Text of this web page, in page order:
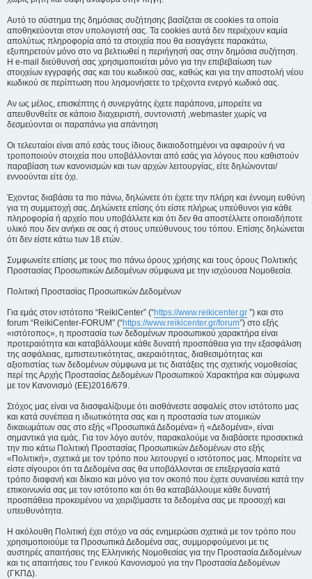
Αυτό το σύστημα της δημόσιας συζήτησης βασίζεται σε cookies τα οποία
αποθηκεύονται στον υπολογιστή σας. Τα cookies αυτά δεν περιέχουν καμία
απολύτως πληροφορία από τα στοιχεία που θα εισαγάγετε παρακάτω,
εξυπηρετούν μόνο στο να βελτιωθεί η περιήγησή σας στην δημόσια συζήτηση.
Η e-mail διεύθυνσή σας χρησιμοποιείται μόνο για την επιβεβαίωση των
στοιχείων εγγραφής σας και του κωδικού σας, καθώς και για την αποστολή νέου
κωδικού σε περίπτωση που λησμονήσετε το τρέχοντα ενεργό κωδικό σας.
Αν ως μέλος, επισκέπτης ή συνεργάτης έχετε παράπονα, μπορείτε να
απευθυνθείτε σε κάποιο διαχειριστή, συντονιστή ,webmaster χωρίς να
δεσμεύονται οι παραπάνω για απάντηση
Οι τελευταίοι είναι από εσάς τους ίδιους δικαιοδοτημένοι να αφαιρούν ή να
τροποποιούν στοιχεία που υποβάλλονται από εσάς για λόγους που καθιστούν
παραβίαση των κανονισμών και των αρχών λειτουργίας, είτε δηλώνονται/
εννοούνται είτε όχι.
Έχοντας διαβάσει τα πιο πάνω, δηλώνετε ότι έχετε την πλήρη και έννομη ευθύνη
για τη συμμετοχή σας. Δηλώνετε επίσης ότι είστε πλήρως υπεύθυνοι για κάθε
πληροφορία ή αρχείο που υποβάλλετε και ότι δεν θα αποστέλλετε οποιαδήποτε
υλικό που δεν ανήκει σε σας ή στους υπεύθυνους του τόπου. Επίσης δηλώνεται
ότι δεν είστε κάτω των 18 ετών.
Συμφωνείτε επίσης με τους πιο πάνω όρους χρήσης και τους όρους Πολιτικής
Προστασίας Προσωπικών Δεδομένων σύμφωνα με την ισχύουσα Νομοθεσία.
Πολιτική Προστασίας Προσωπικών Δεδομένων
Για εμάς στον ιστότοπο “ReikiCenter” (“https://www.reikicenter.gr ”) και στο
forum “ReikiCenter-FORUM” (“https://www.reikicenter.gr/forum”) στο εξής
«ιστότοπος», η προστασία των δεδομένων προσωπικού χαρακτήρα είναι
προτεραιότητα και καταβάλλουμε κάθε δυνατή προσπάθεια για την εξασφάλιση
της ασφάλειας, εμπιστευτικότητας, ακεραιότητας, διαθεσιμότητας και
αξιοπιστίας των δεδομένων σύμφωνα με τις διατάξεις της σχετικής νομοθεσίας
περί της Αρχής Προστασίας Δεδομένων Προσωπικού Χαρακτήρα και σύμφωνα
με τον Κανονισμό (ΕΕ)2016/679.
Στόχος μας είναι να διασφαλίζουμε ότι αισθάνεστε ασφαλείς στον ιστότοπο μας
και κατά συνέπεια η ιδιωτικότητα σας και η προστασία των ατομικών
δικαιωμάτων σας στο εξής «Προσωπικά Δεδομένα» ή «Δεδομένα», είναι
σημαντικά για εμάς. Για τον λόγο αυτόν, παρακαλούμε να διαβάσετε προσεκτικά
την πιο κάτω Πολιτική Προστασίας Προσωπικών Δεδομένων στο εξής
«Πολιτική», σχετικά με τον τρόπο που λειτουργεί ο ιστότοπος μας. Μπορείτε να
είστε σίγουροι ότι τα Δεδομένα σας θα υποβάλλονται σε επεξεργασία κατά
τρόπο διαφανή και δίκαιο και μόνο για τον σκοπό που έχετε συναινέσει κατά την
επικοινωνία σας με τον ιστότοπο και ότι θα καταβάλλουμε κάθε δυνατή
προσπάθεια προκειμένου να χειριζόμαστε τα δεδομένα σας με προσοχή και
υπευθυνότητα.
Η ακόλουθη Πολιτική έχει στόχο να σάς ενημερώσει σχετικά με τον τρόπο που
χρησιμοποιούμε τα Προσωπικά Δεδομένα σας, συμμορφούμενοι με τις
αυστηρές απαιτήσεις της Ελληνικής Νομοθεσίας για την Προστασία Δεδομένων
και τις απαιτήσεις του Γενικού Κανονισμού για την Προστασία Δεδομένων
(ΓΚΠΔ).